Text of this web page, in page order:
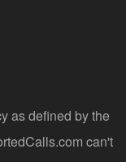
as defined by the
can't